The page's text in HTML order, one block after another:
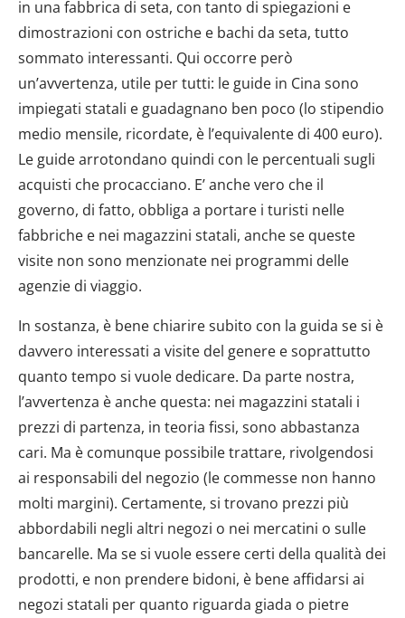
in una fabbrica di seta, con tanto di spiegazioni e
dimostrazioni con ostriche e bachi da seta, tutto
sommato interessanti. Qui occorre però
un’avvertenza, utile per tutti: le guide in Cina sono
impiegati statali e guadagnano ben poco (lo stipendio
medio mensile, ricordate, è l’equivalente di 400 euro).
Le guide arrotondano quindi con le percentuali sugli
acquisti che procacciano. E’ anche vero che il
governo, di fatto, obbliga a portare i turisti nelle
fabbriche e nei magazzini statali, anche se queste
visite non sono menzionate nei programmi delle
agenzie di viaggio.
In sostanza, è bene chiarire subito con la guida se si è
davvero interessati a visite del genere e soprattutto
quanto tempo si vuole dedicare. Da parte nostra,
l’avvertenza è anche questa: nei magazzini statali i
prezzi di partenza, in teoria fissi, sono abbastanza
cari. Ma è comunque possibile trattare, rivolgendosi
ai responsabili del negozio (le commesse non hanno
molti margini). Certamente, si trovano prezzi più
abbordabili negli altri negozi o nei mercatini o sulle
bancarelle. Ma se si vuole essere certi della qualità dei
prodotti, e non prendere bidoni, è bene affidarsi ai
negozi statali per quanto riguarda giada o pietre